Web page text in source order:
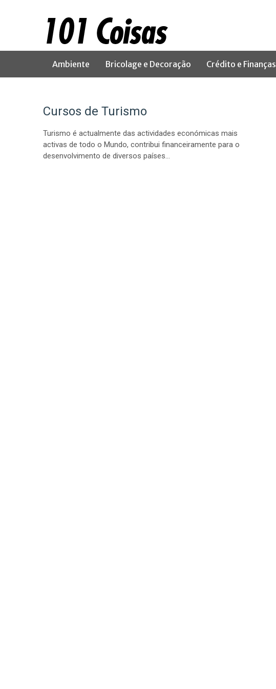
Ambiente Bricolage e Decoração Crédito e Finanças
Cursos de Turismo
Turismo é actualmente das actividades económicas mais
activas de todo o Mundo, contribui financeiramente para o
desenvolvimento de diversos países…